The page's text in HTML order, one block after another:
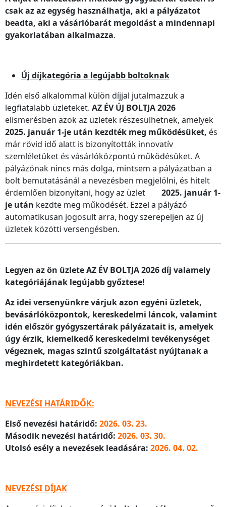
csak az az egység használhatja, aki a pályázatot
beadta, aki a vásárlóbarát megoldást a mindennapi
gyakorlatában alkalmazza.
Új díjkategória a legújabb boltoknak
Idén első alkalommal külön díjjal jutalmazzuk a
legfiatalabb üzleteket. AZ ÉV ÚJ BOLTJA 2026
elismerésben azok az üzletek részesülhetnek, amelyek
2025. január 1-je után kezdték meg működésüket, és
már rövid idő alatt is bizonyították innovatív
szemléletüket és vásárlóközpontú működésüket. A
pályázónak nincs más dolga, mintsem a pályázatban a
bolt bemutatásánál a nevezésben megjelölni, és hitelt
érdemlően bizonyítani, hogy az üzlet 2025. január 1-
je után kezdte meg működését. Ezzel a pályázó
automatikusan jogosult arra, hogy szerepeljen az új
üzletek közötti versengésben.
Legyen az ön üzlete AZ ÉV BOLTJA 2026 díj valamely
kategóriájának legújabb győztese!
Az idei versenyünkre várjuk azon egyéni üzletek,
bevásárlóközpontok, kereskedelmi láncok, valamint
idén először gyógyszertárak pályázatait is, amelyek
úgy érzik, kiemelkedő kereskedelmi tevékenységet
végeznek, magas szintű szolgáltatást nyújtanak a
meghirdetett kategóriákban.
NEVEZÉSI HATÁRIDŐK:
Első nevezési határidő: 2026. 03. 23.
Második nevezési határidő: 2026. 03. 30.
Utolsó esély a nevezések leadására: 2026. 04. 02.
NEVEZÉSI DÍJAK